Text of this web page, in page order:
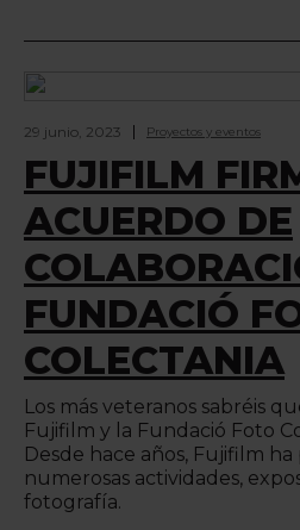
29 junio, 2023 Proyectos y eventos
FUJIFILM
ACUERDO DE
FUNDACIÓ
COLECTANIA
Los más veteranos sabréis
Fujifilm y la Fundació Foto
Desde hace años, Fujifilm
numerosas actividades,
fotografía.